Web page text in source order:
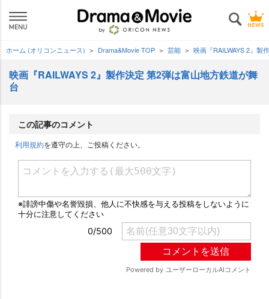
ホーム (オリコンニュース) Drama&Movie TOP 芸能 映画『RAILWAYS 2』製
映画『RAILWAYS 2』製作決定 第2弾は富山地方鉄道が舞
台
この記事のコメント
利用規約を遵守の上、ご投稿ください。